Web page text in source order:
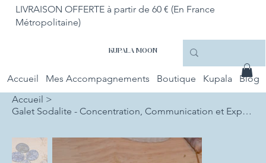
LIVRAISON OFFERTE à partir de 60 € (En France
Métropolitaine)
Accueil Mes Accompagnements Boutique Kupala Blog
KUPALA MOON
Accueil >
Galet Sodalite - Concentration, Communication et Expression personnelle